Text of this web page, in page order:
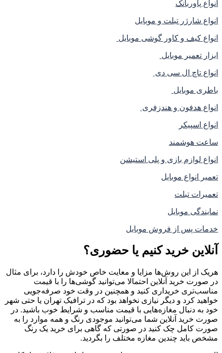
انواع پاوربانک
انواع شارژر تبلت و موبایل
انواع کیف و کاور گوشی موبایل
ابزار تعمیر موبایل
انواع تاچ ال سی دی
باطری موبایل
انواع هدفون و هندزفری
انواع اسپیکر
ساعت هوشمند
انواع لوازم بازی و پلی استیشن
تعمیر انواع موبایل
تعمیرات تبلت
نمایندگی موبایل
خدمات پس از فروش موبایل
آنلاین خرید کنیم یا حضوری؟
هریک از این روش‌ها مزایا و معایت خاص خودش را دارد، برای مثال
در صورت خرید آنلاین احتمالا می‌توانید گوشی‌ها را با قیمت
مناسب‌تری خریداری کنید و همچنین در وقت خود صرفه‌جویی
خواهید کرد و دیگر نیازی نخواهد بود که در ترافیک تهران یا حتی شهر
خود به دنبال مغازه‌هایی با قیمت مناسب و شرایط خوب باشید. در
صورت خرید آنلاین شما می‌توانید موجودی رنگ و همه موارد را به
صورت کامل چک کنید در صورتی که گاهی برای خرید یک رنگ
مشخص باید چندین مغازه مختلف را بگردید.